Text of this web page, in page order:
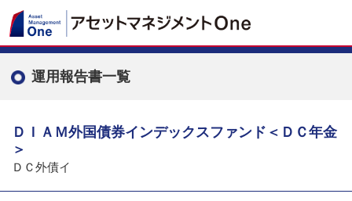
運用報告書一覧
ＤＩＡＭ外国債券インデックスファンド＜ＤＣ年金
＞
ＤＣ外債イ